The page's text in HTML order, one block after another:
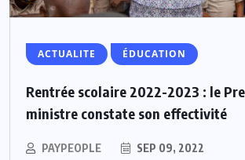
ACTUALITE ÉDUCATION
Rentrée scolaire 2022-2023 : le
ministre constate son effectivité
PAYPEOPLE SEP 09, 2022